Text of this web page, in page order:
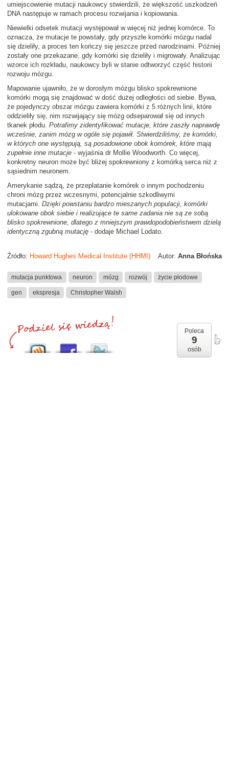
umiejscowienie mutacji naukowcy stwierdzili, że większość uszkodzeń
DNA następuje w ramach procesu rozwijania i kopiowania.
Niewielki odsetek mutacji występował w więcej niż jednej komórce. To
oznacza, że mutacje te powstały, gdy przyszłe komórki mózgu nadal
się dzieliły, a proces ten kończy się jeszcze przed narodzinami. Później
zostały one przekazane, gdy komórki się dzieliły i migrowały. Analizując
wzorce ich rozkładu, naukowcy byli w stanie odtworzyć część historii
rozwoju mózgu.
Mapowanie ujawniło, że w dorosłym mózgu blisko spokrewnione
komórki mogą się znajdować w dość dużej odległości od siebie. Bywa,
że pojedynczy obszar mózgu zawiera komórki z 5 różnych linii, które
oddzieliły się, nim rozwijający się mózg odseparował się od innych
tkanek płodu. Potrafimy zidentyfikować mutacje, które zaszły naprawdę
wcześnie, zanim mózg w ogóle się pojawił. Stwierdziliśmy, że komórki,
w których one występują, są posadowione obok komórek, które mają
zupełnie inne mutacje - wyjaśnia dr Mollie Woodworth. Co więcej,
konkretny neuron może być bliżej spokrewniony z komórką serca niż z
sąsiednim neuronem.
Amerykanie sądzą, że przeplatanie komórek o innym pochodzeniu
chroni mózg przez wczesnymi, potencjalnie szkodliwymi
mutacjami. Dzięki powstaniu bardzo mieszanych populacji, komórki
ulokowane obok siebie i realizujące te same zadania nie są ze sobą
blisko spokrewnione, dlatego z mniejszym prawdopodobieństwem dzielą
identyczną zgubną mutację - dodaje Michael Lodato.
Autor: Anna Błońska
Źródło: Howard Hughes Medical Institute (HHMI)
mutacja punktowa neuron mózg rozwój życie płodowe
gen ekspresja Christopher Walsh
Poleca
9
osób